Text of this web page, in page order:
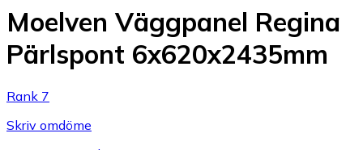
Moelven Väggpanel Regina
Pärlspont 6x620x2435mm
Rank 7
Skriv omdöme